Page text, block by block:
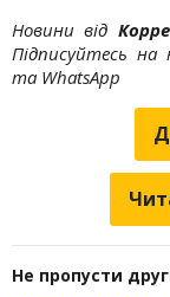
Новини від
Підписуйтесь на
та WhatsApp
Не пропусти